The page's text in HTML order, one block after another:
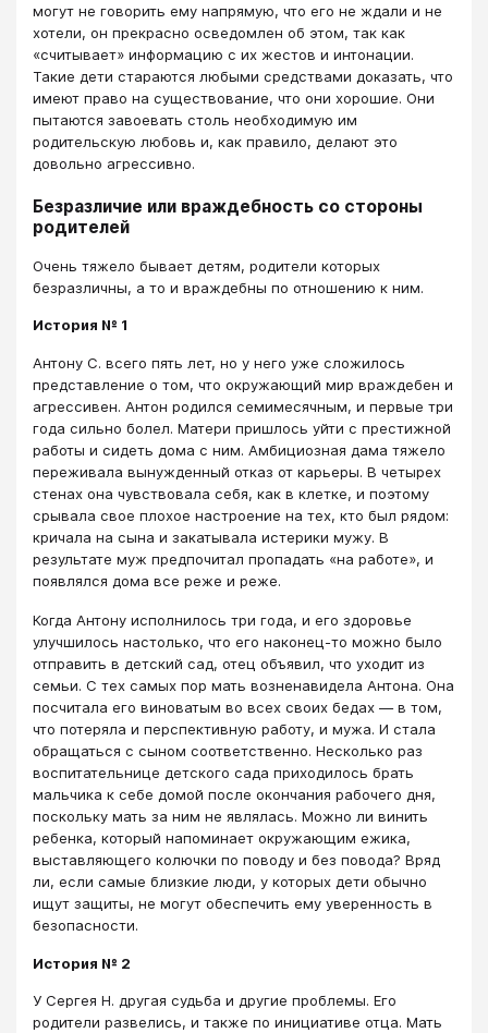
могут не говорить ему напрямую, что его не ждали и не
хотели, он прекрасно осведомлен об этом, так как
«считывает» информацию с их жестов и интонации.
Такие дети стараются любыми средствами доказать, что
имеют право на существование, что они хорошие. Они
пытаются завоевать столь необходимую им
родительскую любовь и, как правило, делают это
довольно агрессивно.
Безразличие или враждебность со стороны
родителей
Очень тяжело бывает детям, родители которых
безразличны, а то и враждебны по отношению к ним.
История № 1
Антону С. всего пять лет, но у него уже сложилось
представление о том, что окружающий мир враждебен и
агрессивен. Антон родился семимесячным, и первые три
года сильно болел. Матери пришлось уйти с престижной
работы и сидеть дома с ним. Амбициозная дама тяжело
переживала вынужденный отказ от карьеры. В четырех
стенах она чувствовала себя, как в клетке, и поэтому
срывала свое плохое настроение на тех, кто был рядом:
кричала на сына и закатывала истерики мужу. В
результате муж предпочитал пропадать «на работе», и
появлялся дома все реже и реже.
Когда Антону исполнилось три года, и его здоровье
улучшилось настолько, что его наконец-то можно было
отправить в детский сад, отец объявил, что уходит из
семьи. С тех самых пор мать возненавидела Антона. Она
посчитала его виноватым во всех своих бедах — в том,
что потеряла и перспективную работу, и мужа. И стала
обращаться с сыном соответственно. Несколько раз
воспитательнице детского сада приходилось брать
мальчика к себе домой после окончания рабочего дня,
поскольку мать за ним не являлась. Можно ли винить
ребенка, который напоминает окружающим ежика,
выставляющего колючки по поводу и без повода? Вряд
ли, если самые близкие люди, у которых дети обычно
ищут защиты, не могут обеспечить ему уверенность в
безопасности.
История № 2
У Сергея Н. другая судьба и другие проблемы. Его
родители развелись, и также по инициативе отца. Мать